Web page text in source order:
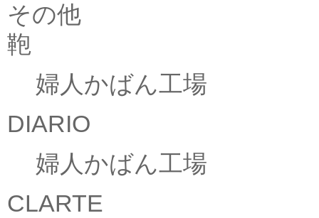
その他
鞄
婦人かばん工場
DIARIO
婦人かばん工場
CLARTE